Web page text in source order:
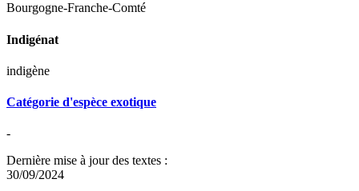
Bourgogne-Franche-Comté
Indigénat
indigène
Catégorie d'espèce exotique
-
Dernière mise à jour des textes :
30/09/2024